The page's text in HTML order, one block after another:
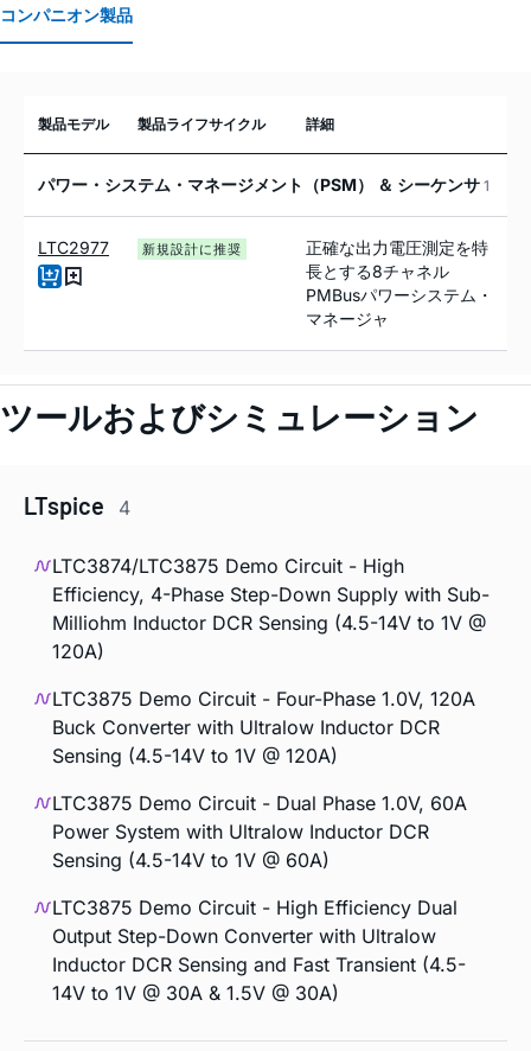
コンパニオン製品
製品モデル 製品ライフサイクル 詳細
パワー・システム・マネージメント（PSM） ＆ シーケンサ 1
LTC2977 新規設計に推奨
正確な出力電圧測定を特
長とする8チャネル
PMBusパワーシステム・
マネージャ
ツールおよびシミュレーション
LTspice 4
LTC3874/LTC3875 Demo Circuit - High
Efficiency, 4-Phase Step-Down Supply with Sub-
Milliohm Inductor DCR Sensing (4.5-14V to 1V @
120A)
LTC3875 Demo Circuit - Four-Phase 1.0V, 120A
Buck Converter with Ultralow Inductor DCR
Sensing (4.5-14V to 1V @ 120A)
LTC3875 Demo Circuit - Dual Phase 1.0V, 60A
Power System with Ultralow Inductor DCR
Sensing (4.5-14V to 1V @ 60A)
LTC3875 Demo Circuit - High Efficiency Dual
Output Step-Down Converter with Ultralow
Inductor DCR Sensing and Fast Transient (4.5-
14V to 1V @ 30A & 1.5V @ 30A)